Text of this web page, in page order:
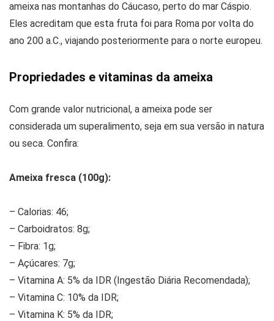
ameixa nas montanhas do Cáucaso, perto do mar Cáspio.
Eles acreditam que esta fruta foi para Roma por volta do
ano 200 a.C., viajando posteriormente para o norte europeu.
Propriedades e vitaminas da ameixa
Com grande valor nutricional, a ameixa pode ser
considerada um superalimento, seja em sua versão in natura
ou seca. Confira:
Ameixa fresca (100g):
– Calorias: 46;
– Carboidratos: 8g;
– Fibra: 1g;
– Açúcares: 7g;
– Vitamina A: 5% da IDR (Ingestão Diária Recomendada);
– Vitamina C: 10% da IDR;
– Vitamina K: 5% da IDR;